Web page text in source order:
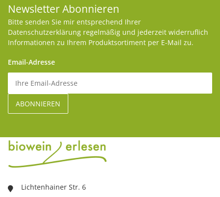
Newsletter Abonnieren
Bitte senden Sie mir entsprechend Ihrer
Datenschutzerklärung regelmäßig und jederzeit widerruflich
Informationen zu Ihrem Produktsortiment per E-Mail zu.
Email-Adresse
Lichtenhainer Str. 6